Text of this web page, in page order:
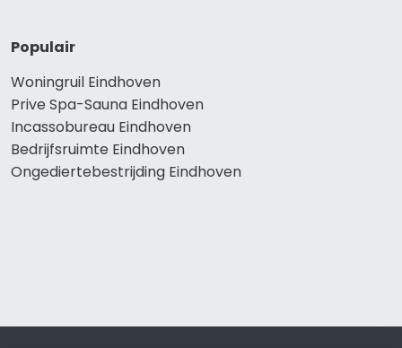
Populair
Woningruil Eindhoven
Prive Spa-Sauna Eindhoven
Incassobureau Eindhoven
Bedrijfsruimte Eindhoven
Ongediertebestrijding Eindhoven